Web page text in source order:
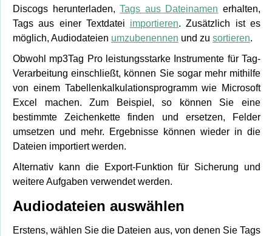
Discogs herunterladen,Tags aus Dateinamen erhalten,
Tags aus einer Textdatei importieren. Zusätzlich ist es
möglich, Audiodateien umzubenennen und zu sortieren.
Obwohl mp3Tag Pro leistungsstarke Instrumente für Tag-
Verarbeitung einschließt, können Sie sogar mehr mithilfe
von einem Tabellenkalkulationsprogramm wie Microsoft
Excel machen. Zum Beispiel, so können Sie eine
bestimmte Zeichenkette finden und ersetzen, Felder
umsetzen und mehr. Ergebnisse können wieder in die
Dateien importiert werden.
Alternativ kann die Export-Funktion für Sicherung und
weitere Aufgaben verwendet werden.
Audiodateien auswählen
Erstens, wählen Sie die Dateien aus, von denen Sie Tags